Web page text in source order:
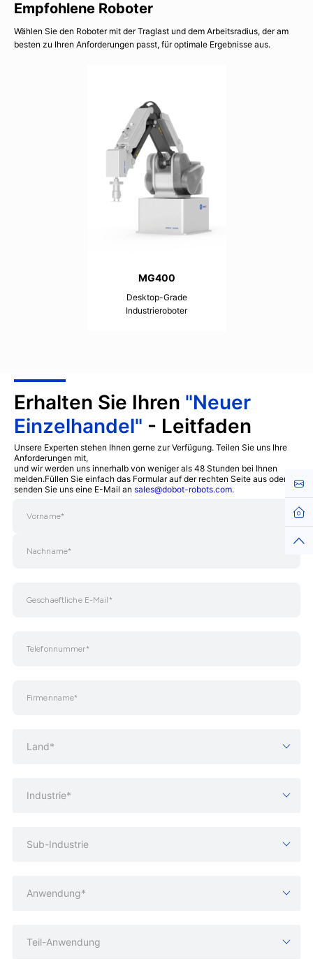
Empfohlene Roboter
Wählen Sie den Roboter mit der Traglast und dem Arbeitsradius, der am
besten zu Ihren Anforderungen passt, für optimale Ergebnisse aus.
MG400
Desktop-Grade
Industrieroboter
Erhalten Sie Ihren "Neuer
Einzelhandel" - Leitfaden
Unsere Experten stehen Ihnen gerne zur Verfügung. Teilen Sie uns Ihre
Anforderungen mit,
und wir werden uns innerhalb von weniger als 48 Stunden bei Ihnen
melden.Füllen Sie einfach das Formular auf der rechten Seite aus oder
senden Sie uns eine E-Mail an sales@dobot-robots.com.
Land*
Industrie*
Sub-Industrie
Anwendung*
Teil-Anwendung